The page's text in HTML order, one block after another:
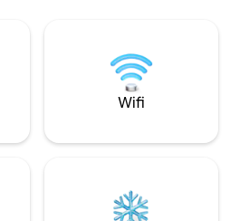
verslaan! Het ligt
bushalte en
Washington St.
restaurants en
cafés.
Wifi